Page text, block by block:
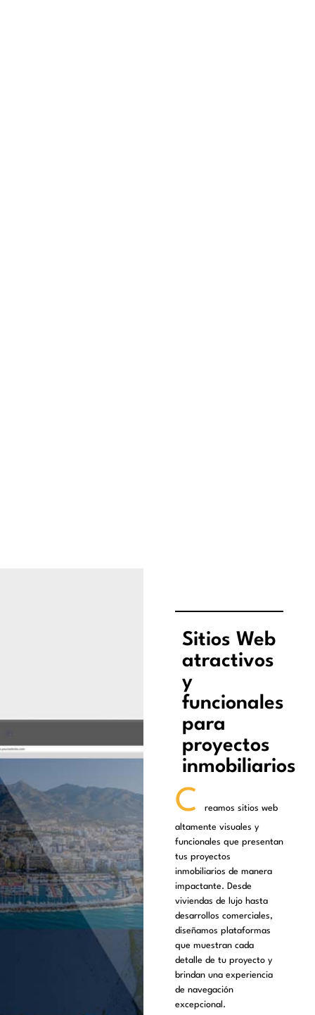
Sitios Web
atractivos
y
funcionales
para
proyectos
inmobiliarios
C reamos sitios web
altamente visuales y
funcionales que presentan
tus proyectos
inmobiliarios de manera
impactante. Desde
viviendas de lujo hasta
desarrollos comerciales,
diseñamos plataformas
que muestran cada
detalle de tu proyecto y
brindan una experiencia
de navegación
excepcional.